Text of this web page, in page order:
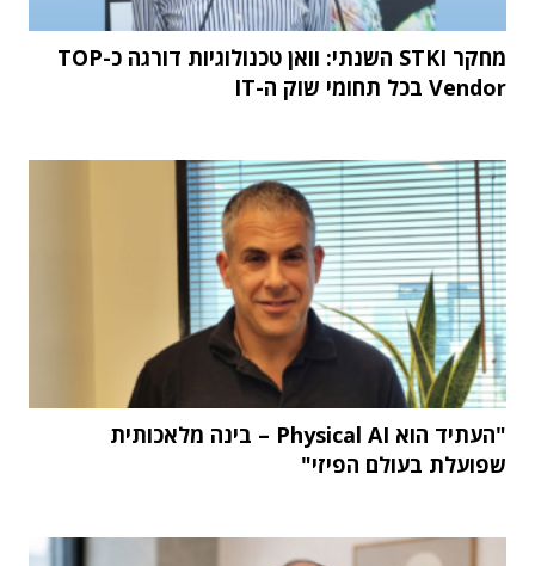
מחקר STKI השנתי: וואן טכנולוגיות דורגה כ-TOP
Vendor בכל תחומי שוק ה-IT
"העתיד הוא Physical AI – בינה מלאכותית
שפועלת בעולם הפיזי"